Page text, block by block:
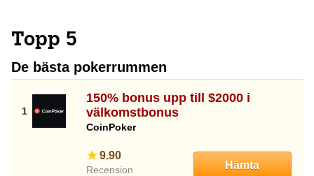
Topp 5
De bästa pokerrummen
150% bonus upp till $2000 i
välkomstbonus
CoinPoker
9.90
Recension Hämta